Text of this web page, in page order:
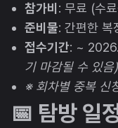
참가비 : 무료 (수
준비물: 간편한 복
접수기간: ~
기 마감될 수 있음)
※ 회차별 중복 신
📅 탐방 일